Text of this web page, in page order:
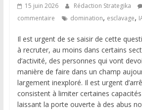
15 juin 2026 Rédaction Strategika
commentaire
domination, esclavage,
Il est urgent de se saisir de cette
à recruter, au moins dans certains
d’activité, des personnes qui vont
manière de faire dans un champ
largement inexploré. Il est urgent
consistent à limiter certaines
laissant la porte ouverte à des abus